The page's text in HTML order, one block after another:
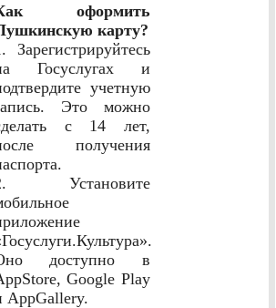
оформить
карту?
Зарегистрируйтесь
Госуслугах и
учетную
Это можно
с 14 лет,
получения
Установите
доступно в
Google Play
AppGallery.